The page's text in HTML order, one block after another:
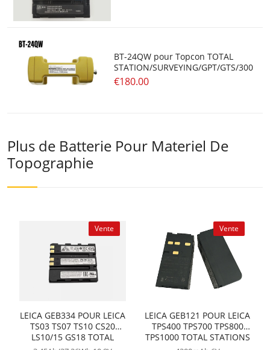
BT-24QW pour Topcon TOTAL
STATION/SURVEYING/GPT/GTS/300
€180.00
Plus de Batterie Pour Materiel De
Topographie
Vente
LEICA GEB334 POUR LEICA
TS03 TS07 TS10 CS20
LS10/15 GS18 TOTAL
STATIONS
Vente
LEICA GEB121 POUR LEICA
TPS400 TPS700 TPS800
TPS1000 TOTAL STATIONS